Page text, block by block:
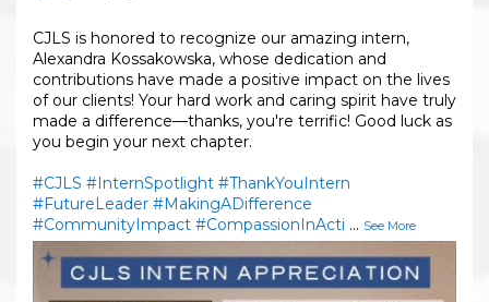
CJLS is honored to recognize our amazing intern,
Alexandra Kossakowska, whose dedication and
contributions have made a positive impact on the lives
of our clients! Your hard work and caring spirit have truly
made a difference—thanks, you're terrific! Good luck as
you begin your next chapter.
#CJLS #InternSpotlight #ThankYouIntern
#FutureLeader #MakingADifference
#CommunityImpact #CompassionInActi ... See More